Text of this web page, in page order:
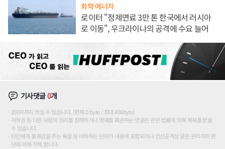
화학·에너지
로이터 "정제연료 3만 톤 한국에서 러시아
로 이동", 우크라이나의 공격에 수요 늘어
기사댓글0개
200자까지 쓰실 수 있습니다. (현재 0 byte / 최대 400byte)
저작권 등 다른 사람의 권리를 침해하거나 명예를 훼손하는 댓글은 관련 법률에 의해 제재를 받을
수 있습니다.
타인에게 불쾌감을 주는 욕설 등 비하하는 단어가 내용에 포함되거나 인신공격성 글은 관리자의 판
단에 의해 삭제 합니다.